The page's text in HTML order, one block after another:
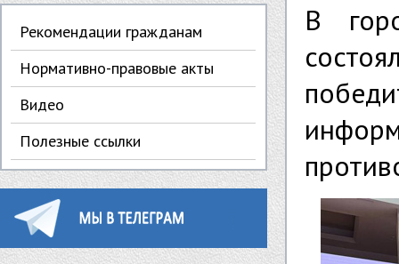
Рекомендации гражданам
Нормативно-правовые акты
Видео
Полезные ссылки
В